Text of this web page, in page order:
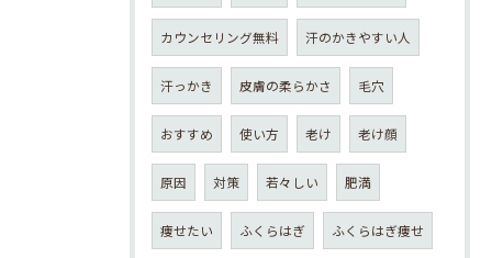
カウンセリング無料 汗のかきやすい人
汗っかき 皮膚の柔らかさ 毛穴
おすすめ 使い方 老け 老け顔
原因 対策 若々しい 肥満
痩せたい ふくらはぎ ふくらはぎ痩せ